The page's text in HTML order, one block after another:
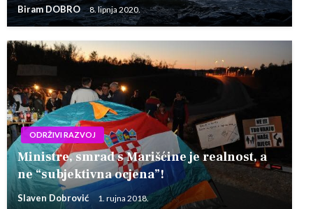
Biram DOBRO 8. lipnja 2020.
ODRŽIVI RAZVOJ
Ministre, smrad s Marišćine je realnost, a
ne “subjektivna ocjena”!
Slaven Dobrović 1. rujna 2018.